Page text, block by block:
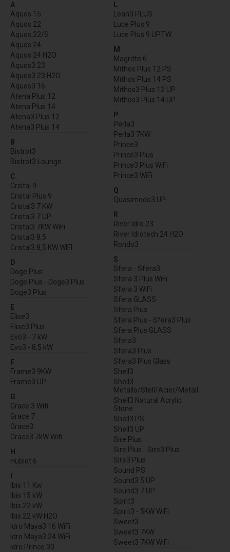
A
Aquos 15
Aquos 22
Aquos 22/S
Aquos 24
Aquos 24 H2O
Aquos3 23
Aquos3 23 H2O
Aquos3 16
Atena Plus 12
Atena Plus 14
Atena3 Plus 12
Atena3 Plus 14
B
Bistrot3
Bistrot3 Lounge
C
Cristal 9
Cristal Plus 9
Cristal3 7 KW
Cristal3 7 UP
Cristal3 7KW WiFi
Cristal3 8,5
Cristal3 8,5 KW WIFI
D
Doge Plus
Doge Plus - Doge3 Plus
Doge3 Plus
E
Elise3
Elise3 Plus
Evo3 - 7 kW
Evo3 - 8,5 kW
F
Frame3 9KW
Frame3 UP
G
Grace 3 Wifi
Grace 7
Grace3
Grace3 7kW Wifi
H
Hublot 6
Ibis 11 Kw
Ibis 15 kW
Ibis 22 kW
Ibis 22 kW H2O
Idro Maya3 16 WiFi
Idro Maya3 24 WiFi
Idro Prince 30
L
Lean3 PLUS
Luce Plus 9
Luce Plus 9 UPTW
M
Magritte 6
Mithos Plus 12 PS
Mithos Plus 14 PS
Mithos3 Plus 12 UP
Mithos3 Plus 14 UP
P
Perla3
Perla3 7KW
Prince3
Prince3 Plus
Prince3 Plus WiFi
Prince3 WiFi
Q
Quasimodo3 UP
R
River Idro 23
River Idrotech 24 H2O
Rondo3
S
Sfera - Sfera3
Sfera 3 Plus WiFi
Sfera 3 WiFi
Sfera GLASS
Sfera Plus
Sfera Plus - Sfera3 Plus
Sfera Plus GLASS
Sfera3
Sfera3 Plus
Sfera3 Plus Glass
Shell3
Shell3
Metallo/Stell/Acier/Metall
Shell3 Natural Acrylic
Stone
Shell3 PS
Shell3 UP
Sire Plus
Sire Plus - Sire3 Plus
Sire3 Plus
Sound PS
Sound3 5 UP
Sound3 7 UP
Spirit3
Spirit3 - 5KW WiFi
Sweet3
Sweet3 7KW
Sweet3 7KW WiFi